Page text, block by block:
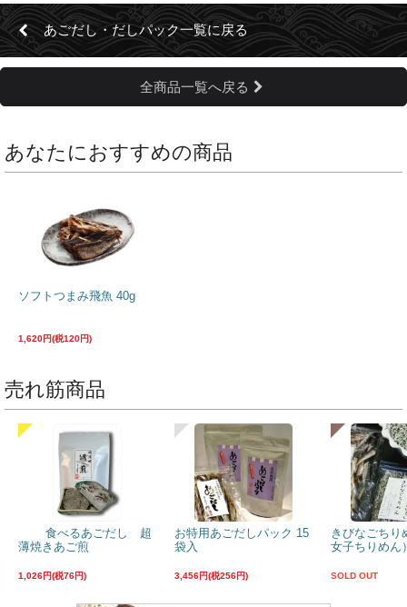
あごだし・だしパック一覧に戻る
全商品一覧へ戻る
あなたにおすすめの商品
ソフトつまみ飛魚 40g
1,620円(税120円)
売れ筋商品
食べるあごだし 超
薄焼きあご煎
1,026円(税76円)
お特用あごだしパック 15
袋入
3,456円(税256円)
きびなごちり
女子ちりめん
SOLD OUT